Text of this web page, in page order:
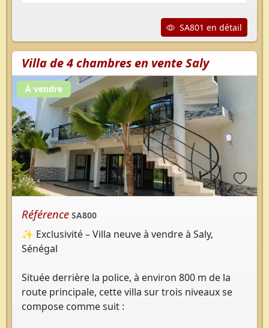
SA801 en détail
Villa de 4 chambres en vente Saly
À vendre
Référence SA800
✨ Exclusivité – Villa neuve à vendre à Saly,
Sénégal
Située derrière la police, à environ 800 m de la
route principale, cette villa sur trois niveaux se
compose comme suit :